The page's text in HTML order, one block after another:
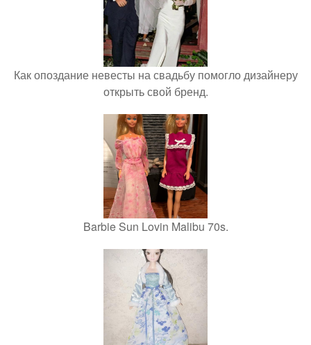
Как опоздание невесты на свадьбу помогло дизайнеру
открыть свой бренд.
Barbie Sun Lovin Malibu 70s.